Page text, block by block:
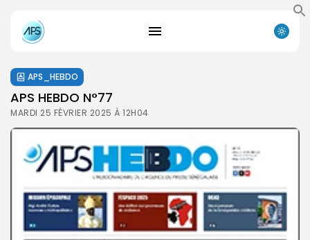
APS_HEBDO
APS HEBDO N°77
MARDI 25 FÉVRIER 2025 À 12H04